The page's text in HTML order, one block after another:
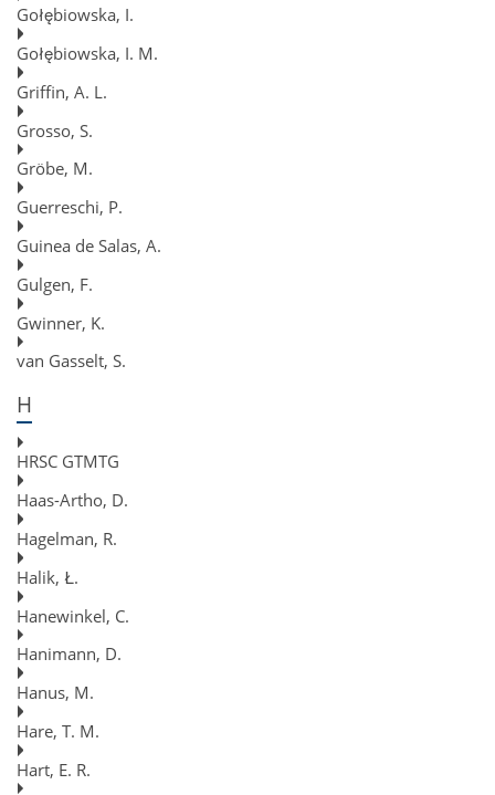
Gołębiowska, I.
Gołębiowska, I. M.
Griffin, A. L.
Grosso, S.
Gröbe, M.
Guerreschi, P.
Guinea de Salas, A.
Gulgen, F.
Gwinner, K.
van Gasselt, S.
H
HRSC GTMTG
Haas-Artho, D.
Hagelman, R.
Halik, Ł.
Hanewinkel, C.
Hanimann, D.
Hanus, M.
Hare, T. M.
Hart, E. R.